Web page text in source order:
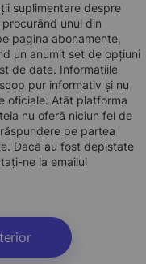
suplimentare despre
unul din
pagina abonamente,
un anumit set de opțiuni
de date. Informațiile
pur informativ și nu
oficiale. Atât platforma
nu oferă niciun fel de
pe partea
Dacă au fost depistate
ne la emailul